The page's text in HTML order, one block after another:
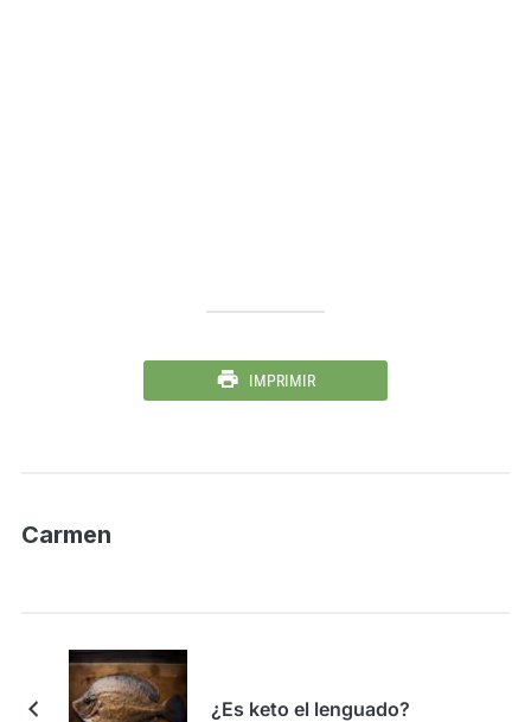
IMPRIMIR
Carmen
¿Es keto el lenguado?